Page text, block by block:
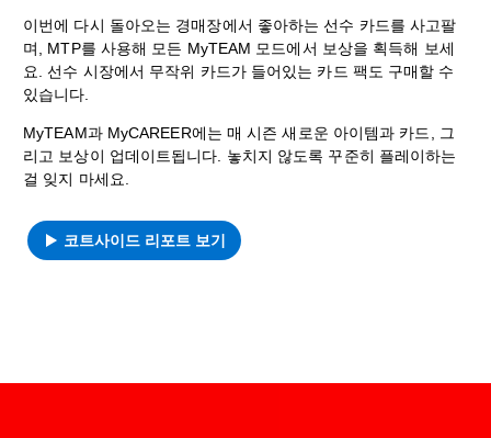
이번에 다시 돌아오는 경매장에서 좋아하는 선수 카드를 사고팔
며, MTP를 사용해 모든 MyTEAM 모드에서 보상을 획득해 보세
요. 선수 시장에서 무작위 카드가 들어있는 카드 팩도 구매할 수
있습니다.
MyTEAM과 MyCAREER에는 매 시즌 새로운 아이템과 카드, 그
리고 보상이 업데이트됩니다. 놓치지 않도록 꾸준히 플레이하는
걸 잊지 마세요.
코트사이드 리포트 보기